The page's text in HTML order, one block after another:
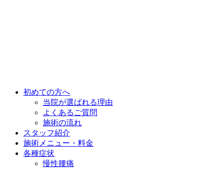
初めての方へ
当院が選ばれる理由
よくあるご質問
施術の流れ
スタッフ紹介
施術メニュー・料金
各種症状
慢性腰痛